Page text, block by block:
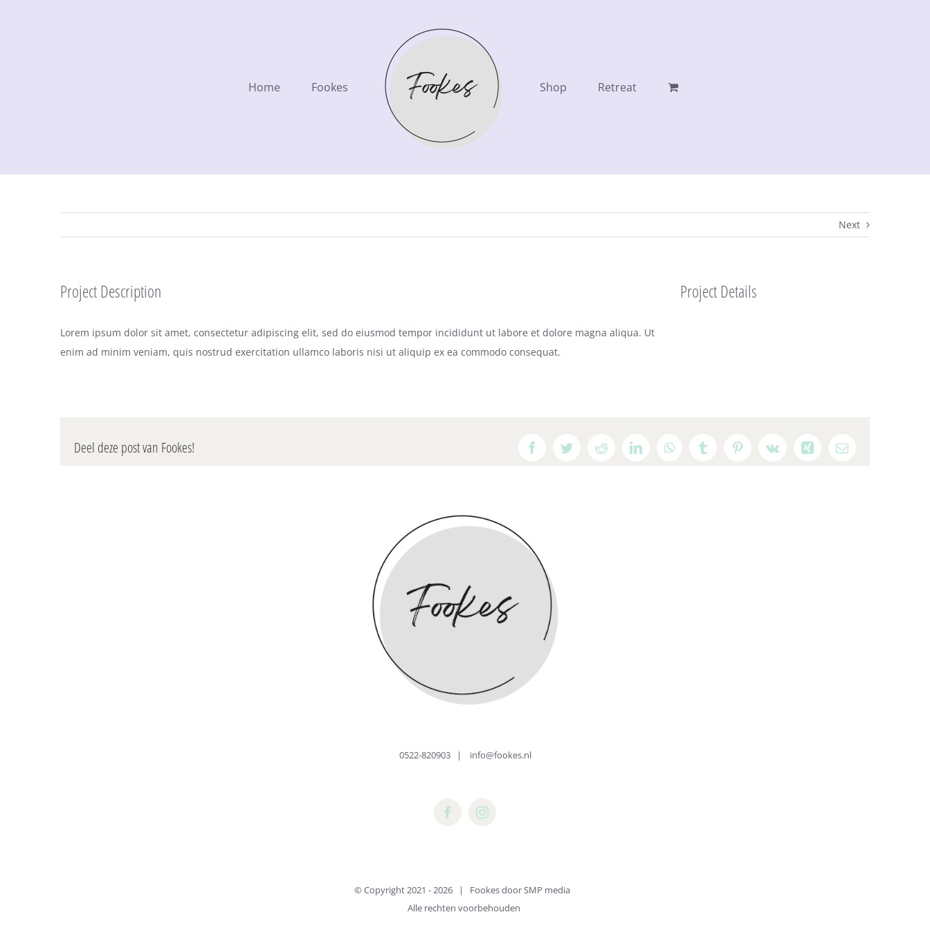
Home Fookes Shop Retreat
Next
Project Description
Lorem ipsum dolor sit amet, consectetur adipiscing elit, sed do eiusmod tempor incididunt ut labore et dolore magna aliqua. Ut
enim ad minim veniam, quis nostrud exercitation ullamco laboris nisi ut aliquip ex ea commodo consequat.
Project Details
Deel deze post van Fookes! FacebookTwitterRedditLinkedInWhatsAppTumblr PinterestVk Xing
E-
0522-820903| info@fookes.nl
© Copyright 2021 -2026 | Fookes doorSMP media
Alle rechten voorbehouden